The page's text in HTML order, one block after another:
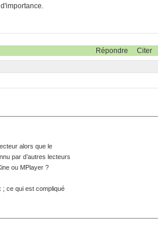
Répondre Citer
alors que le
par d’autres lecteurs
ou MPlayer ?
; ce qui est compliqué